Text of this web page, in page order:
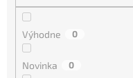
Výhodne 0
Novinka 0